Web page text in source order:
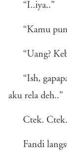
“I..iya..”
“Kamu
“Uang?
“Ish,
aku rela deh..”
Ctek. Ctek.
Fandi